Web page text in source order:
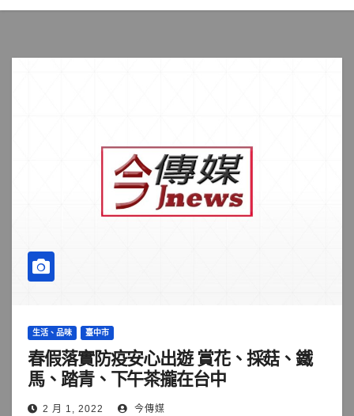
生活、品味 臺中市
春假落實防疫安心出遊 賞花、採菇、鐵
馬、踏青、下午茶攏在台中
2 月 1, 2022 今傳媒